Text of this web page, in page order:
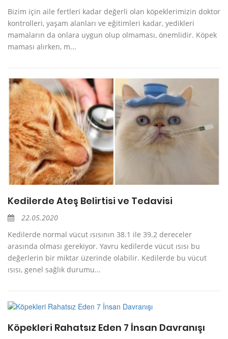
Bizim için aile fertleri kadar değerli olan köpeklerimizin doktor
kontrolleri, yaşam alanları ve eğitimleri kadar, yedikleri
mamaların da onlara uygun olup olmaması, önemlidir. Köpek
maması alırken, m...
Kedilerde Ateş Belirtisi ve Tedavisi
22.05.2020
Kedilerde normal vücut ısısının 38.1 ile 39.2 dereceler
arasında olması gerekiyor. Yavru kedilerde vücut ısısı bu
değerlerin bir miktar üzerinde olabilir. Kedilerde bu vücut
ısısı, genel sağlık durumu...
Köpekleri Rahatsız Eden 7 İnsan Davranışı